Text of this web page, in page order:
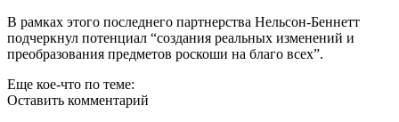
В рамках этого последнего партнерства Нельсон-Беннетт
подчеркнул потенциал “создания реальных изменений и
преобразования предметов роскоши на благо всех”.
Еще кое-что по теме:
Оставить комментарий